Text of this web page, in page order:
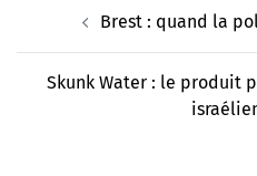
d’article
Brest : quand la
Skunk Water : le produit